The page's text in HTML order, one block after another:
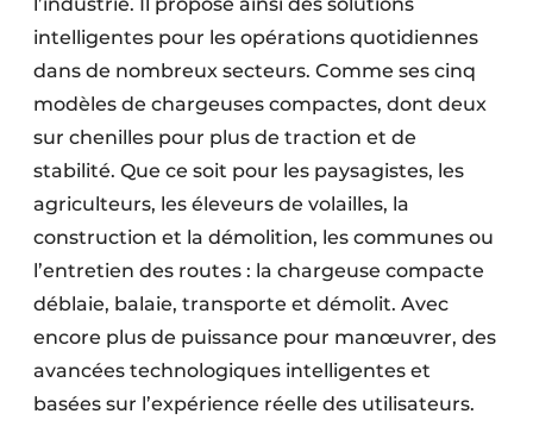
Protection solaire
Rénovation
Sécurité incendie
Software
Techniques ferroviaires
Travaux ferroviaires
intelligentes pour les opérations quotidiennes
dans de nombreux secteurs. Comme ses cinq
modèles de chargeuses compactes, dont deux
sur chenilles pour plus de traction et de
stabilité. Que ce soit pour les paysagistes, les
agriculteurs, les éleveurs de volailles, la
construction et la démolition, les communes ou
l’entretien des routes : la chargeuse compacte
déblaie, balaie, transporte et démolit. Avec
encore plus de puissance pour manœuvrer, des
avancées technologiques intelligentes et
basées sur l’expérience réelle des utilisateurs.